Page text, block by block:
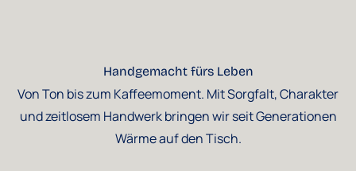
Handgemacht fürs Leben
Von Ton bis zum Kaffeemoment. Mit Sorgfalt, Charakter
und zeitlosem Handwerk bringen wir seit Generationen
Wärme auf den Tisch.